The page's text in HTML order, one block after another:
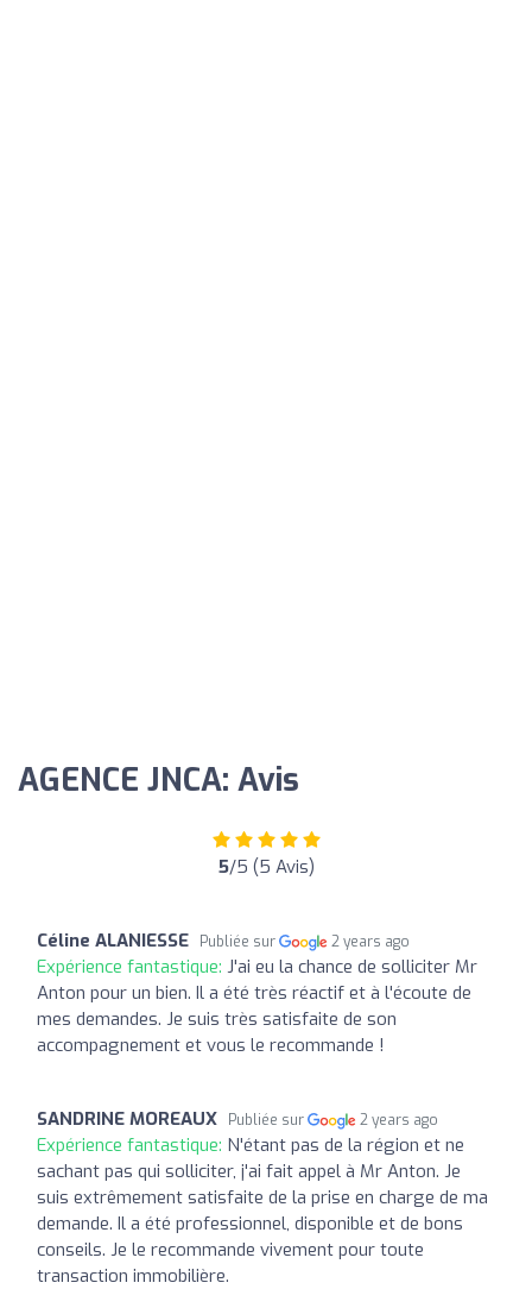
AGENCE JNCA: Avis
5/5 (5 Avis)
Céline ALANIESSE Publiée sur 2 years ago
Expérience fantastique: J'ai eu la chance de solliciter Mr
Anton pour un bien. Il a été très réactif et à l'écoute de
mes demandes. Je suis très satisfaite de son
accompagnement et vous le recommande !
SANDRINE MOREAUX Publiée sur 2 years ago
Expérience fantastique: N'étant pas de la région et ne
sachant pas qui solliciter, j'ai fait appel à Mr Anton. Je
suis extrêmement satisfaite de la prise en charge de ma
demande. Il a été professionnel, disponible et de bons
conseils. Je le recommande vivement pour toute
transaction immobilière.